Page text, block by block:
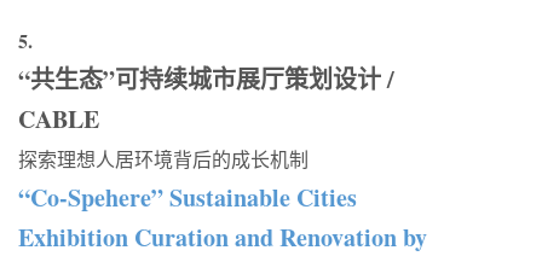
5.
“共生态”可持续城市展厅策划设计 /
CABLE
探索理想人居环境背后的成长机制
“Co-Spehere” Sustainable Cities
Exhibition Curation and Renovation by